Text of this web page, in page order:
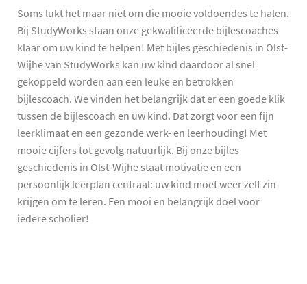
Soms lukt het maar niet om die mooie voldoendes te halen.
Bij StudyWorks staan onze gekwalificeerde bijlescoaches
klaar om uw kind te helpen! Met bijles geschiedenis in Olst-
Wijhe van StudyWorks kan uw kind daardoor al snel
gekoppeld worden aan een leuke en betrokken
bijlescoach. We vinden het belangrijk dat er een goede klik
tussen de bijlescoach en uw kind. Dat zorgt voor een fijn
leerklimaat en een gezonde werk- en leerhouding! Met
mooie cijfers tot gevolg natuurlijk. Bij onze bijles
geschiedenis in Olst-Wijhe staat motivatie en een
persoonlijk leerplan centraal: uw kind moet weer zelf zin
krijgen om te leren. Een mooi en belangrijk doel voor
iedere scholier!